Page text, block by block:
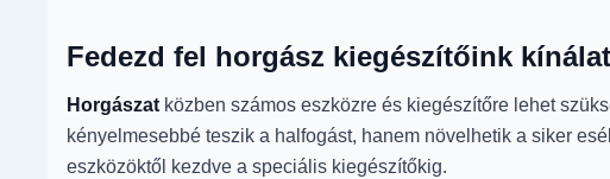
Fedezd fel horgász kiegészítőink
Horgászat közben számos eszközre és kiegészítőre lehet
kényelmesebbé teszik a halfogást, hanem növelhetik a siker
eszközöktől kezdve a speciális kiegészítőkig.